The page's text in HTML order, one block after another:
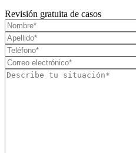
Revisión gratuita de casos